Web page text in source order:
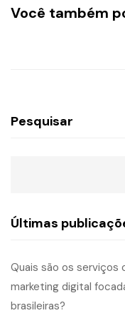
Você também
Pesquisar
Últimas
Quais são os serviços
marketing digital
brasileiras?